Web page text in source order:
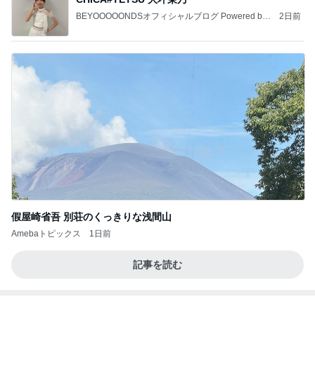
BEYOOOOONDSオフィシャルブログ Powered by
Ameba
2日前
假屋崎省吾 別荘のくっきりな浅間山
Amebaトピックス 1日前
記事を読む